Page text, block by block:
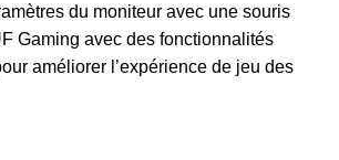
du moniteur avec une souris
Gaming avec des fonctionnalités
améliorer l’expérience de jeu des